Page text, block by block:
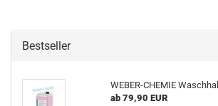
Bestseller
WEBER-CHEMIE
ab 79,90 EUR